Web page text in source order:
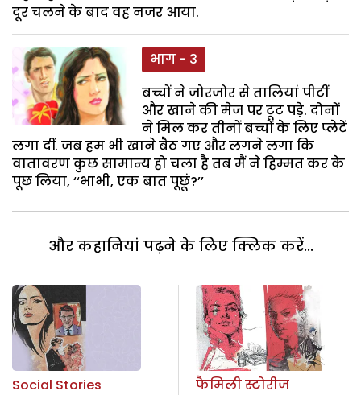
दूर चलने के बाद वह नजर आया.
भाग - 3
बच्चों ने जोरजोर से तालियां पीटीं
और खाने की मेज पर टूट पडे़. दोनों
ने मिल कर तीनों बच्चों के लिए प्लेटें
लगा दीं. जब हम भी खाने बैठ गए और लगने लगा कि
वातावरण कुछ सामान्य हो चला है तब मैं ने हिम्मत कर के
पूछ लिया, ‘‘भाभी, एक बात पूछूं?’’
और कहानियां पढ़ने के लिए क्लिक करें...
Social Stories फैमिली स्टोरीज